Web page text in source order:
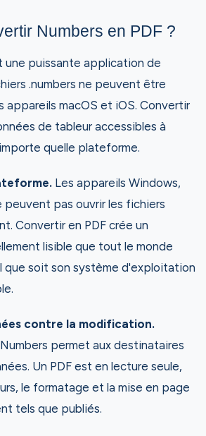
Numbers en PDF ?
une puissante application de
.numbers ne peuvent être
appareils macOS et iOS. Convertir
de tableur accessibles à
quelle plateforme.
Les appareils Windows,
peuvent pas ouvrir les fichiers
Convertir en PDF crée un
lisible que tout le monde
que soit son système d'exploitation
contre la modification.
permet aux destinataires
Un PDF est en lecture seule,
le formatage et la mise en page
tels que publiés.